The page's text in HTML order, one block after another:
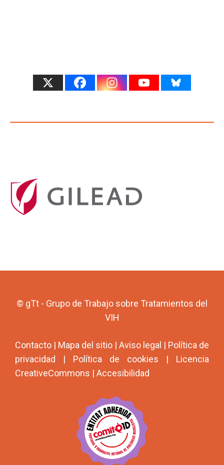
© gTt - Grupo de Trabajo sobre Tratamientos del
VIH
Contacto | Mapa del sitio | Aviso legal | Política de
privacidad | Política de cookies | Licencia
CreativeCommons | Accesibilidad